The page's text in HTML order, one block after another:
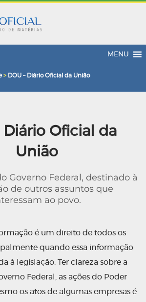
MENU
> DOU – Diário Oficial da União
Diário Oficial da
União
Governo Federal, destinado à
de outros assuntos que
ao povo.
é um direito de todos os
quando essa informação
à legislação. Ter clareza sobre a
Federal, as ações do Poder
os atos de algumas empresas é